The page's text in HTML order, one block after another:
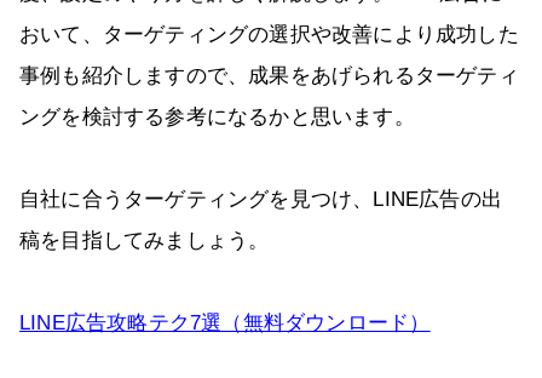
おいて、ターゲティングの選択や改善により成功した
事例も紹介しますので、成果をあげられるターゲティ
ングを検討する参考になるかと思います。
自社に合うターゲティングを見つけ、LINE広告の出
稿を目指してみましょう。
LINE広告攻略テク7選（無料ダウンロード）